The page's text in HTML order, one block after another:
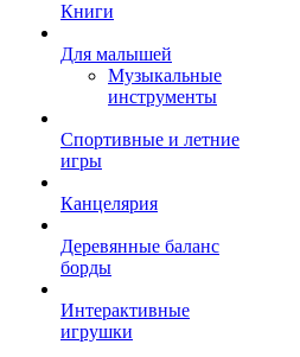
Книги
Для малышей
Музыкальные
инструменты
Спортивные и летние
игры
Канцелярия
Деревянные баланс
борды
Интерактивные
игрушки